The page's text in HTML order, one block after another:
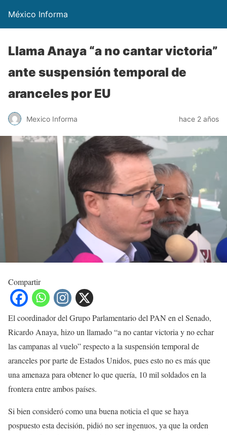
México Informa
Llama Anaya “a no cantar victoria”
ante suspensión temporal de
aranceles por EU
Mexico Informa hace 2 años
Compartir
El coordinador del Grupo Parlamentario del PAN en el Senado,
Ricardo Anaya, hizo un llamado “a no cantar victoria y no echar
las campanas al vuelo” respecto a la suspensión temporal de
aranceles por parte de Estados Unidos, pues esto no es más que
una amenaza para obtener lo que quería, 10 mil soldados en la
frontera entre ambos países.
Si bien consideró como una buena noticia el que se haya
pospuesto esta decisión, pidió no ser ingenuos, ya que la orden